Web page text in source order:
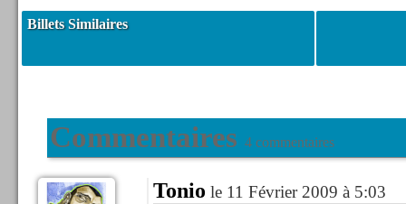
Billets Similaires
Commentaires 4 commentaires
Tonio le 11 Février 2009 à 5:03